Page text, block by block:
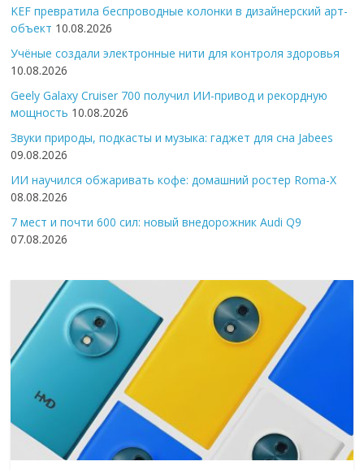
KEF превратила беспроводные колонки в дизайнерский арт-
объект 10.08.2026
Учёные создали электронные нити для контроля здоровья
10.08.2026
Geely Galaxy Cruiser 700 получил ИИ-привод и рекордную
мощность 10.08.2026
Звуки природы, подкасты и музыка: гаджет для сна Jabees
09.08.2026
ИИ научился обжаривать кофе: домашний ростер Roma-X
08.08.2026
7 мест и почти 600 сил: новый внедорожник Audi Q9
07.08.2026